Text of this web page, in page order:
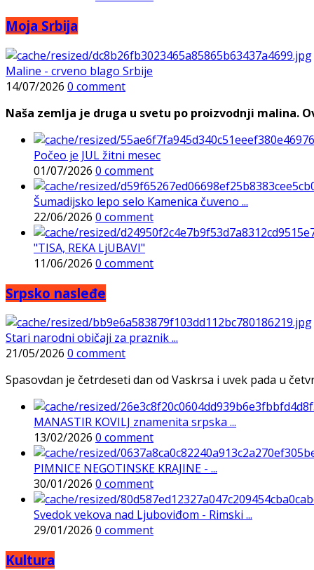
Moja Srbija
Maline - crveno blago Srbije
14/07/2026 0 comment
Naša zemlja je druga u svetu po proizvodnji malina.
Počeo je JUL žitni mesec
01/07/2026 0 comment
Šumadijsko lepo selo Kamenica čuveno ...
22/06/2026 0 comment
"TISA, REKA LjUBAVI"
11/06/2026 0 comment
Srpsko nasleđe
Stari narodni običaji za praznik ...
21/05/2026 0 comment
Spasovdan je četrdeseti dan od Vaskrsa i uvek pada u
MANASTIR KOVILJ znamenita srpska ...
13/02/2026 0 comment
PIMNICE NEGOTINSKE KRAJINE - ...
30/01/2026 0 comment
Svedok vekova nad Ljuboviđom - Rimski ...
29/01/2026 0 comment
Kultura